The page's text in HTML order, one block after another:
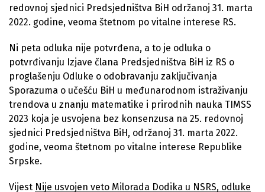
redovnoj sjednici Predsjedništva BiH održanoj 31. marta
2022. godine, veoma štetnom po vitalne interese RS.
Ni peta odluka nije potvrđena, a to je odluka o
potvrđivanju Izjave člana Predsjedništva BiH iz RS o
proglašenju Odluke o odobravanju zaključivanja
Sporazuma o učešću BiH u međunarodnom istraživanju
trendova u znanju matematike i prirodnih nauka TIMSS
2023 koja je usvojena bez konsenzusa na 25. redovnoj
sjednici Predsjedništva BiH, održanoj 31. marta 2022.
godine, veoma štetnom po vitalne interese Republike
Srpske.
Vijest Nije usvojen veto Milorada Dodika u NSRS, odluke